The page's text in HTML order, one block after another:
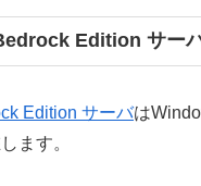
Edition サー
Edition サーバは
ます。